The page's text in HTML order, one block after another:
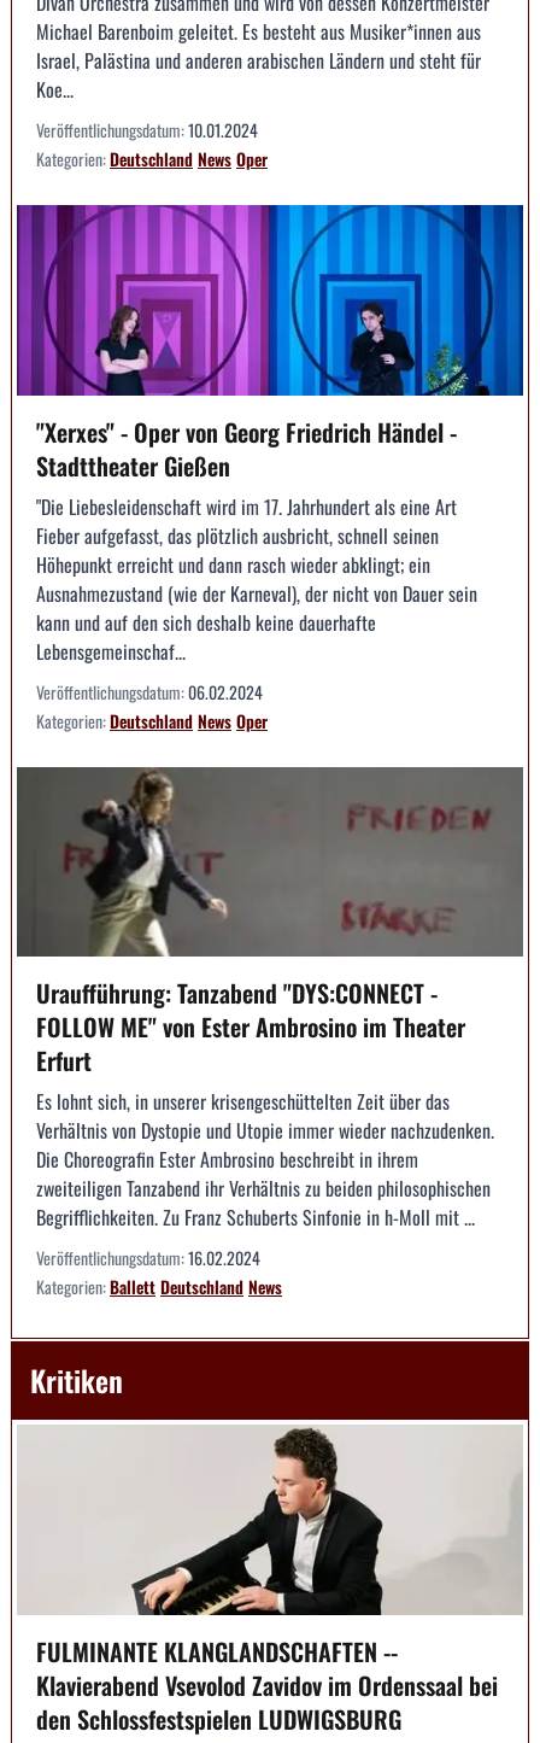
Michael Barenboim geleitet. Es besteht aus Musiker*innen aus
Israel, Palästina und anderen arabischen Ländern und steht für
Koe...
Veröffentlichungsdatum:10.01.2024
Kategorien:DeutschlandNewsOper
"Xerxes" - Oper von Georg Friedrich Händel -
Stadttheater Gießen
"Die Liebesleidenschaft wird im 17. Jahrhundert als eine Art
Fieber aufgefasst, das plötzlich ausbricht, schnell seinen
Höhepunkt erreicht und dann rasch wieder abklingt; ein
Ausnahmezustand (wie der Karneval), der nicht von Dauer sein
kann und auf den sich deshalb keine dauerhafte
Lebensgemeinschaf...
Veröffentlichungsdatum:06.02.2024
Kategorien:DeutschlandNewsOper
Uraufführung: Tanzabend "DYS:CONNECT -
FOLLOW ME" von Ester Ambrosino im Theater
Erfurt
Es lohnt sich, in unserer krisengeschüttelten Zeit über das
Verhältnis von Dystopie und Utopie immer wieder nachzudenken.
Die Choreografin Ester Ambrosino beschreibt in ihrem
zweiteiligen Tanzabend ihr Verhältnis zu beiden philosophischen
Begrifflichkeiten. Zu Franz Schuberts Sinfonie in h-Moll mit ...
Veröffentlichungsdatum:16.02.2024
Kategorien:BallettDeutschlandNews
Kritiken
FULMINANTE KLANGLANDSCHAFTEN --
Klavierabend Vsevolod Zavidov im Ordenssaal bei
den Schlossfestspielen LUDWIGSBURG